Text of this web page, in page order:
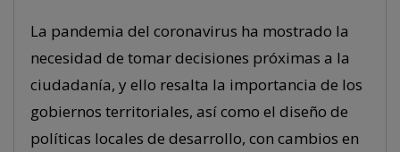
La pandemia del coronavirus ha mostrado la
necesidad de tomar decisiones próximas a la
ciudadanía, y ello resalta la importancia de los
gobiernos territoriales, así como el diseño de
políticas locales de desarrollo, con cambios en